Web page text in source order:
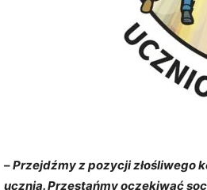
–Przejdźmy z pozycji złośliwego
ucznia. Przestańmy oczekiwać